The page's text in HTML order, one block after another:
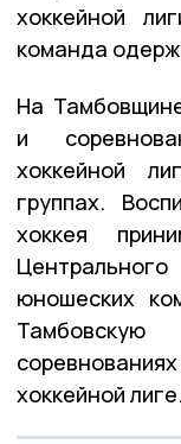
хоккейной
команда
На
и
хоккейной
группах.
хоккея
юношеских
хоккейной лиге.